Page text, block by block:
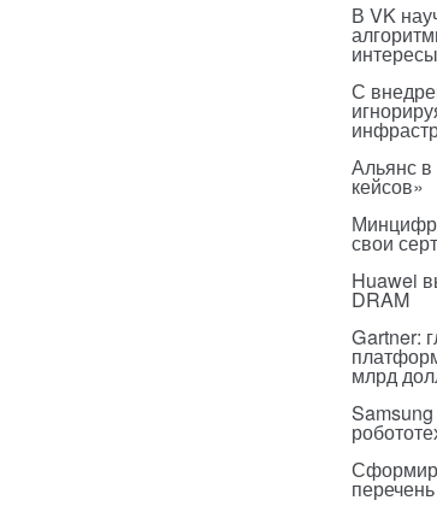
В VK
С
Альянс
кейсов»
свои
Huawei
DRAM
Gartner:
млрд
Samsung